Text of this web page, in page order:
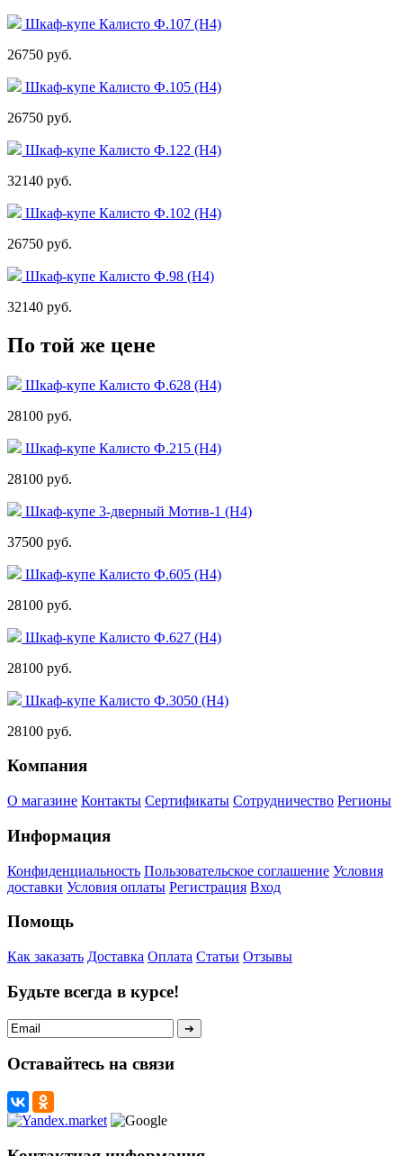
Шкаф-купе Калисто Ф.107 (Н4)
26750 руб.
Шкаф-купе Калисто Ф.105 (Н4)
26750 руб.
Шкаф-купе Калисто Ф.122 (Н4)
32140 руб.
Шкаф-купе Калисто Ф.102 (Н4)
26750 руб.
Шкаф-купе Калисто Ф.98 (Н4)
32140 руб.
По той же цене
Шкаф-купе Калисто Ф.628 (Н4)
28100 руб.
Шкаф-купе Калисто Ф.215 (Н4)
28100 руб.
Шкаф-купе 3-дверный Мотив-1 (Н4)
37500 руб.
Шкаф-купе Калисто Ф.605 (Н4)
28100 руб.
Шкаф-купе Калисто Ф.627 (Н4)
28100 руб.
Шкаф-купе Калисто Ф.3050 (Н4)
28100 руб.
Компания
О магазине Контакты Сертификаты Сотрудничество Регионы
Информация
Конфиденциальность Пользовательское соглашение Условия
доставки Условия оплаты Регистрация Вход
Помощь
Как заказать Доставка Оплата Статьи Отзывы
Будьте всегда в курсе!
Оставайтесь на связи